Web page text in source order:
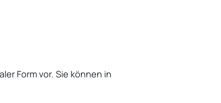
Form vor. Sie können in